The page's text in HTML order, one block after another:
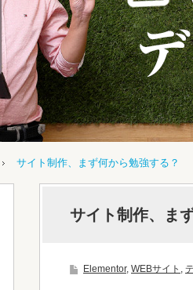
サイト制作、まず何から勉強する？
サイト制作、ま
Elementor, WEBサイト ,